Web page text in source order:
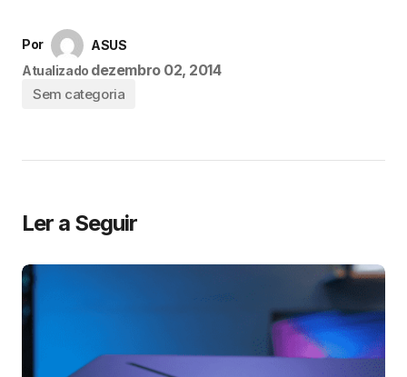
Por
ASUS
Atualizado dezembro 02, 2014
Sem categoria
Ler a Seguir